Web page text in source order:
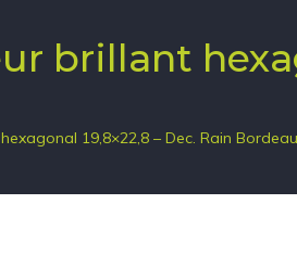
brillant
19,8×22,8 – Dec. Rain